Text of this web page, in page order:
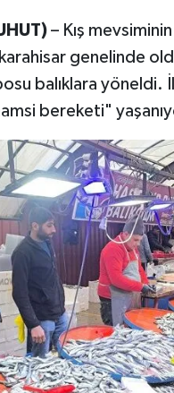
– Kış
genelinde
balıklara yöneldi.
bereketi"